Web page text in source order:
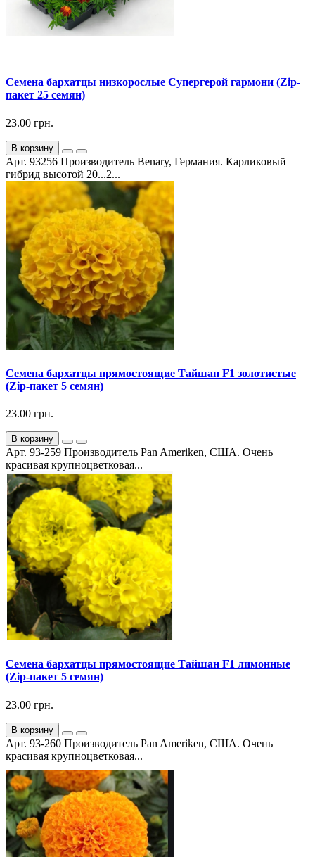
Семена бархатцы низкорослые Супергерой гармони (Zip-
пакет 25 семян)
23.00 грн.
В корзину
Арт. 93256 Производитель Benary, Германия. Карликовый
гибрид высотой 20...2...
Семена бархатцы прямостоящие Тайшан F1 золотистые
(Zip-пакет 5 семян)
23.00 грн.
В корзину
Арт. 93-259 Производитель Pan Ameriken, США. Очень
красивая крупноцветковая...
Семена бархатцы прямостоящие Тайшан F1 лимонные
(Zip-пакет 5 семян)
23.00 грн.
В корзину
Арт. 93-260 Производитель Pan Ameriken, США. Очень
красивая крупноцветковая...